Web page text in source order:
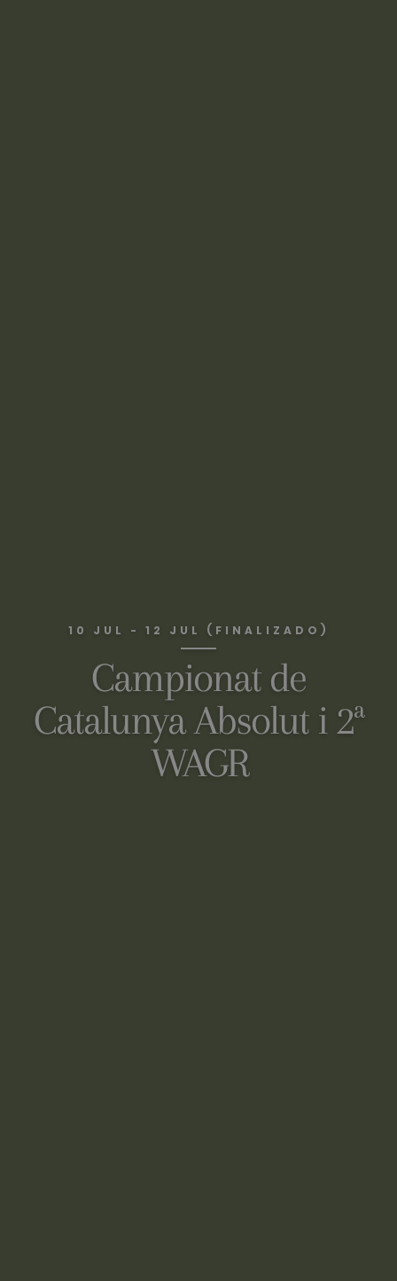
10 JUL - 12 JUL (FINALIZADO)
Campionat de
Catalunya Absolut i 2ª
WAGR